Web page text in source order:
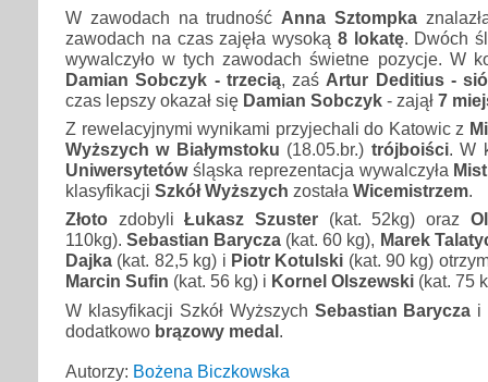
W zawodach na trudność Anna Sztompka
zawodach na czas zajęła wysoką 8 lokatę. Dwóch
wywalczyło w tych zawodach świetne pozycje. W
Damian Sobczyk - trzecią, zaś Artur Deditius -
czas lepszy okazał się Damian Sobczyk - zajął 7
Z rewelacyjnymi wynikami przyjechali do Katowic z
Wyższych w Białymstoku (18.05.br.) trójboiści. W
Uniwersytetówśląska reprezentacja wywalczyła
klasyfikacji Szkół Wyższych została Wicemistrzem.
Złoto zdobyliŁukasz Szuster (kat. 52kg) oraz
110kg).Sebastian Barycza (kat. 60 kg), Marek
Dajka (kat. 82,5 kg) i Piotr Kotulski (kat. 90 kg)
Marcin Sufin (kat. 56 kg) i Kornel Olszewski (kat. 75
W klasyfikacji Szkół Wyższych Sebastian Barycza i
dodatkowo brązowy medal.
Autorzy: Bożena Biczkowska